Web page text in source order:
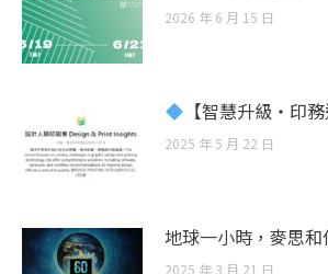
2026 年 6 月 15 日
【智慧升級・印務
2025 年 5 月 22 日
地球一小時，麥思
2025 年 3 月 21 日